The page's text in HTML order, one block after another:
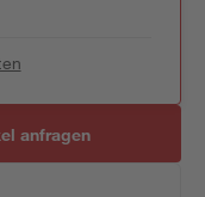
anfragen